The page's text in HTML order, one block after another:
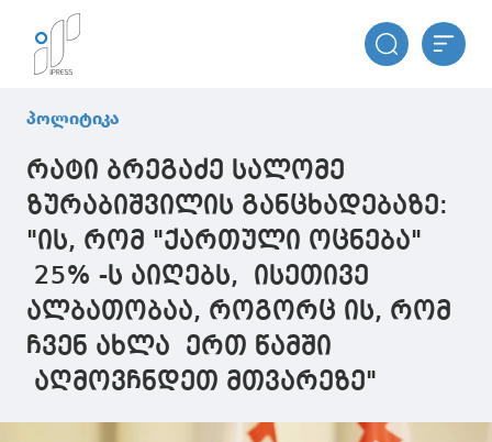
პოლიტიკა
რატი ბრეგაძე სალომე
ზურაბიშვილის განცხადებაზე:
"ის, რომ "ქართული ოცნება"
25% -ს აიღებს, ისეთივე
ალბათობაა, როგორც ის, რომ
ჩვენ ახლა ერთ წამში
აღმოვჩნდეთ მთვარეზე"